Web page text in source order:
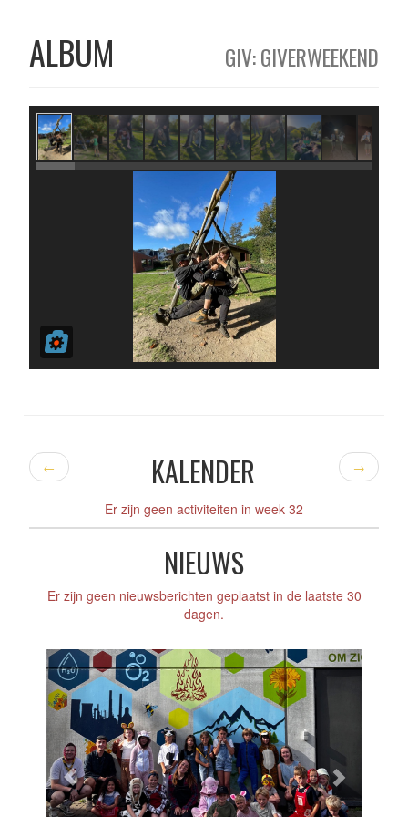
ALBUM GIV: GIVERWEEKEND
← KALENDER →
Er zijn geen activiteiten in week 32
NIEUWS
Er zijn geen nieuwsberichten geplaatst in de laatste 30
dagen.